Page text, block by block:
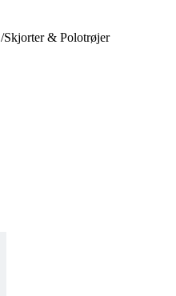
/Skjorter & Polotrøjer